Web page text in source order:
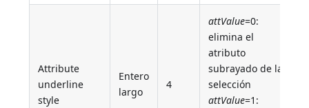
Attribute
underline
style
Entero
largo
4
attValue=0:
elimina el
atributo
subrayado de la
selección
attValue=1: